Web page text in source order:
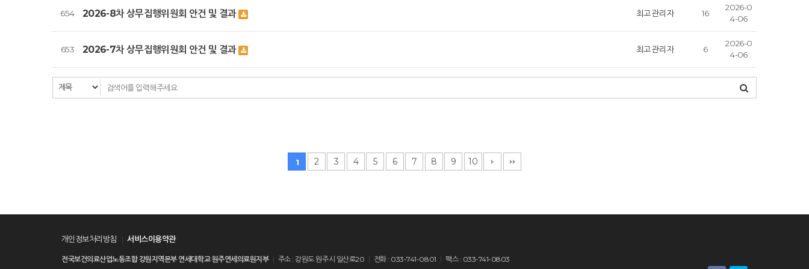
654 2026-8차 상무집행위원회 안건 및 결과 최고관리자 16
2026-0
4-06
653 2026-7차 상무집행위원회 안건 및 결과 최고관리자 6
2026-0
4-06
1 2 3 4 5 6 7 8 9 10
개인정보처리방침 서비스이용약관
전국보건의료산업노동조합 강원지역본부 연세대학교 원주연세의료원지부 주소 : 강원도 원주시 일산로20 전화 : 033-741-0801 팩스 : 033-741-0803